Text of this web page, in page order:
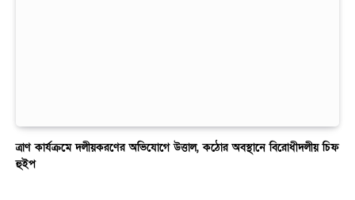
ত্রাণ কার্যক্রমে দলীয়করণের অভিযোগে উত্তাল, কঠোর অবস্থানে বিরোধীদলীয় চিফ
হুইপ